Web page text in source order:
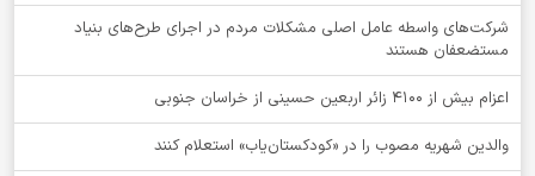
شرکت‌های واسطه عامل اصلی مشکلات مردم در اجرای طرح‌های بنیاد
مستضعفان هستند
اعزام بیش از 4100 زائر اربعین حسینی از خراسان جنوبی
والدین شهریه مصوب را در «کودکستان‌یاب» استعلام کنند